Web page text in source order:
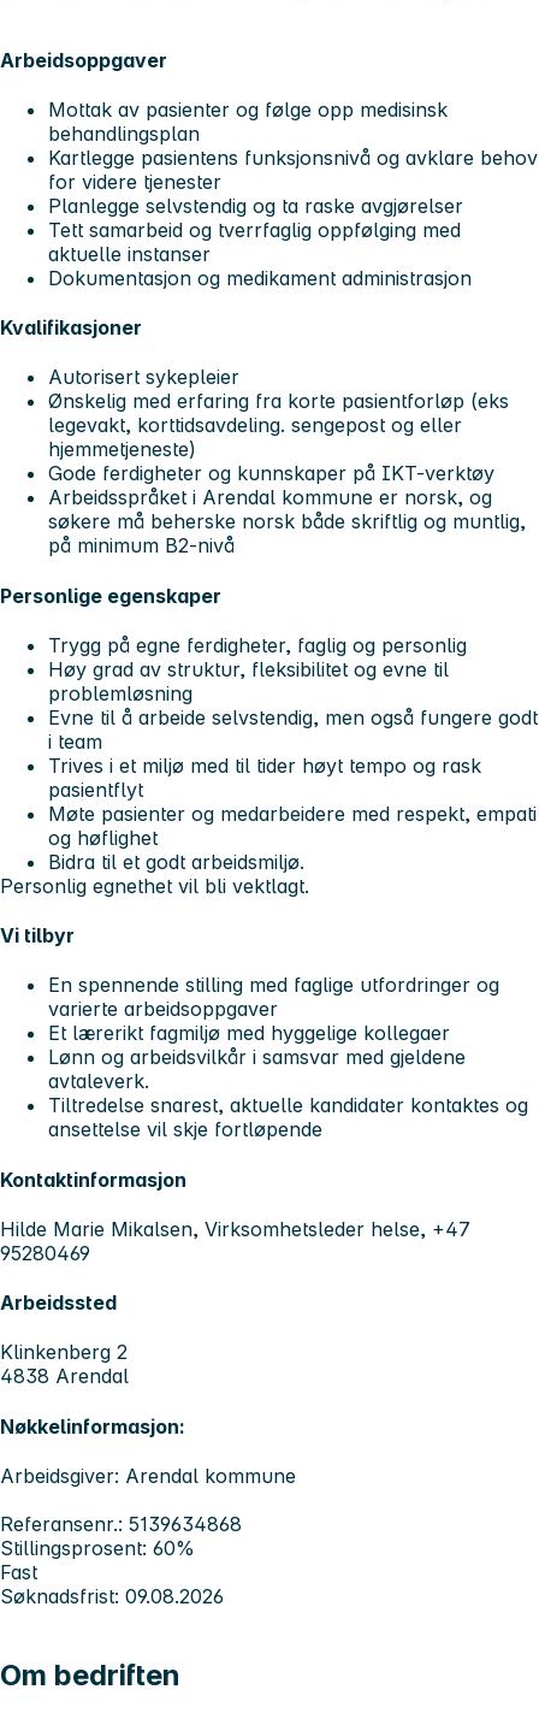
Arbeidsoppgaver
Mottak av pasienter og følge opp medisinsk
behandlingsplan
Kartlegge pasientens funksjonsnivå og avklare behov
for videre tjenester
Planlegge selvstendig og ta raske avgjørelser
Tett samarbeid og tverrfaglig oppfølging med
aktuelle instanser
Dokumentasjon og medikament administrasjon
Kvalifikasjoner
Autorisert sykepleier
Ønskelig med erfaring fra korte pasientforløp (eks
legevakt, korttidsavdeling. sengepost og eller
hjemmetjeneste)
Gode ferdigheter og kunnskaper på IKT-verktøy
Arbeidsspråket i Arendal kommune er norsk, og
søkere må beherske norsk både skriftlig og muntlig,
på minimum B2-nivå
Personlige egenskaper
Trygg på egne ferdigheter, faglig og personlig
Høy grad av struktur, fleksibilitet og evne til
problemløsning
Evne til å arbeide selvstendig, men også fungere godt
i team
Trives i et miljø med til tider høyt tempo og rask
pasientflyt
Møte pasienter og medarbeidere med respekt, empati
og høflighet
Bidra til et godt arbeidsmiljø.
Personlig egnethet vil bli vektlagt.
Vi tilbyr
En spennende stilling med faglige utfordringer og
varierte arbeidsoppgaver
Et lærerikt fagmiljø med hyggelige kollegaer
Lønn og arbeidsvilkår i samsvar med gjeldene
avtaleverk.
Tiltredelse snarest, aktuelle kandidater kontaktes og
ansettelse vil skje fortløpende
Kontaktinformasjon
Hilde Marie Mikalsen, Virksomhetsleder helse, +47
95280469
Arbeidssted
Klinkenberg 2
4838 Arendal
Nøkkelinformasjon:
Arbeidsgiver: Arendal kommune
Referansenr.: 5139634868
Stillingsprosent: 60%
Fast
Søknadsfrist: 09.08.2026
Om bedriften